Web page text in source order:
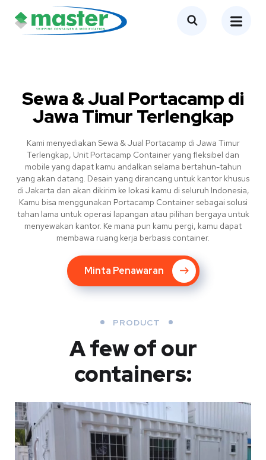
Sewa & Jual Portacamp di
Jawa Timur Terlengkap
Kami menyediakan Sewa & Jual Portacamp di Jawa Timur
Terlengkap, Unit Portacamp Container yang fleksibel dan
mobile yang dapat kamu andalkan selama bertahun-tahun
yang akan datang. Desain yang dirancang untuk kantor khusus
di Jakarta dan akan dikirim ke lokasi kamu di seluruh Indonesia,
Kamu bisa menggunakan Portacamp Container sebagai solusi
tahan lama untuk operasi lapangan atau pilihan bergaya untuk
menyewakan kantor. Ke mana pun kamu pergi, kamu dapat
membawa ruang kerja berbasis container.
Minta Penawaran
PRODUCT
A few of our
containers: